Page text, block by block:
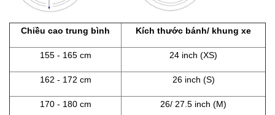
Chiều cao trung bình Kích thước bánh/ khung xe
155 - 165 cm 24 inch (XS)
162 - 172 cm 26 inch (S)
170 - 180 cm 26/ 27.5 inch (M)